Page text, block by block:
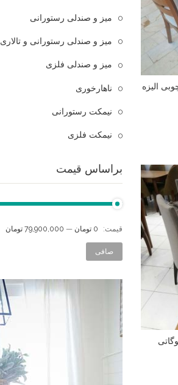
میز و صندلی رستورانی
میز و صندلی رستورانی و تالاری
میز و صندلی فلزی
ناهارخوری
نیمکت رستورانی
نیمکت فلزی
براساس قیمت
صافی
قيمت: 0 تومان — 79,900,000 تومان
الیزه